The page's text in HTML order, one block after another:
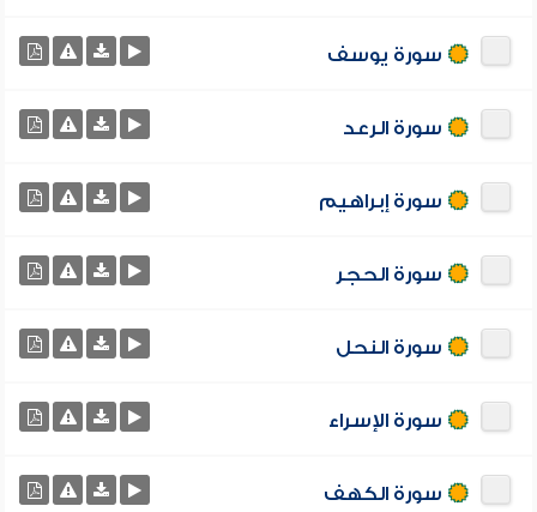
سورة يوسف
سورة الرعد
سورة إبراهيم
سورة الحجر
سورة النحل
سورة الإسراء
سورة الكهف